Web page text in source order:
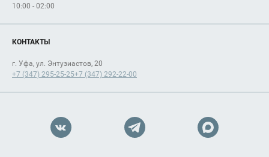
10:00 - 02:00
КОНТАКТЫ
г. Уфа, ул. Энтузиастов, 20
+7 (347) 295-25-25+7 (347) 292-22-00